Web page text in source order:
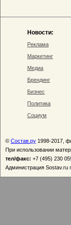
Новости:
Реклама
Маркетинг
Медиа
Брендинг
Бизнес
Политика
Социум
© Состав.ру 1998-2017,
При использовании
тел/факс: +7 (495) 230
Администрация Sostav.ru